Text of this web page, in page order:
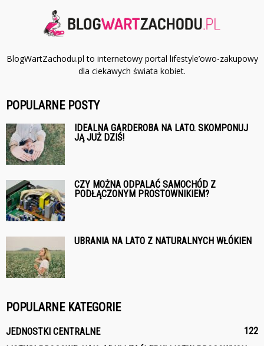
BlogWartZachodu.pl to internetowy portal lifestyle’owo-zakupowy
dla ciekawych świata kobiet.
POPULARNE POSTY
IDEALNA GARDEROBA NA LATO. SKOMPONUJ
JĄ JUŻ DZIŚ!
CZY MOŻNA ODPALAĆ SAMOCHÓD Z
PODŁĄCZONYM PROSTOWNIKIEM?
UBRANIA NA LATO Z NATURALNYCH WŁÓKIEN
POPULARNE KATEGORIE
JEDNOSTKI CENTRALNE
122